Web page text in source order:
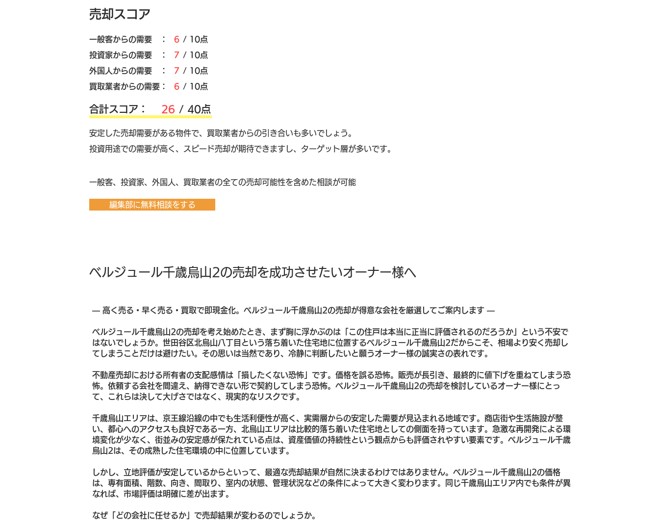
売却スコア
​一般客からの需要 ： 6 / 10点
​投資家からの需要 ：
7 / 10点
外国人からの需要 ：
7 / 10点
買取業者からの需要：
6 / 10点
​合計スコア： 26 / 40点
安定した売却需要がある物件で、買取業者からの引き合いも多いでしょう。
投資用途での需要が高く、スピード売却が期待できますし、ターゲット層が多いです。
​一般客、投資家、外国人、買取業者の全ての売却可能性を含めた相談が可能
編集部に無料相談をする
ベルジュール千歳烏山2の売却を成功させたいオーナー様へ
― 高く売る・早く売る・買取で即現金化。ベルジュール千歳烏山2の売却が得意な会社を厳選してご案内します ―
ベルジュール千歳烏山2の売却を考え始めたとき、まず胸に浮かぶのは「この住戸は本当に正当に評価されるのだろうか」という不安で
はないでしょうか。世田谷区北烏山八丁目という落ち着いた住宅地に位置するベルジュール千歳烏山2だからこそ、相場より安く売却し
てしまうことだけは避けたい。その思いは当然であり、冷静に判断したいと願うオーナー様の誠実さの表れです。
不動産売却における所有者の支配感情は「損したくない恐怖」です。価格を誤る恐怖。販売が長引き、最終的に値下げを重ねてしまう恐
怖。依頼する会社を間違え、納得できない形で契約してしまう恐怖。ベルジュール千歳烏山2の売却を検討しているオーナー様にとっ
て、これらは決して大げさではなく、現実的なリスクです。
千歳烏山エリアは、京王線沿線の中でも生活利便性が高く、実需層からの安定した需要が見込まれる地域です。商店街や生活施設が整
い、都心へのアクセスも良好である一方、北烏山エリアは比較的落ち着いた住宅地としての側面を持っています。急激な再開発による環
境変化が少なく、街並みの安定感が保たれている点は、資産価値の持続性という観点からも評価されやすい要素です。ベルジュール千歳
烏山2は、その成熟した住宅環境の中に位置しています。
しかし、立地評価が安定しているからといって、最適な売却結果が自然に決まるわけではありません。ベルジュール千歳烏山2の価格
は、専有面積、階数、向き、間取り、室内の状態、管理状況などの条件によって大きく変わります。同じ千歳烏山エリア内でも条件が異
なれば、市場評価は明確に差が出ます。
なぜ「どの会社に任せるか」で売却結果が変わるのでしょうか。